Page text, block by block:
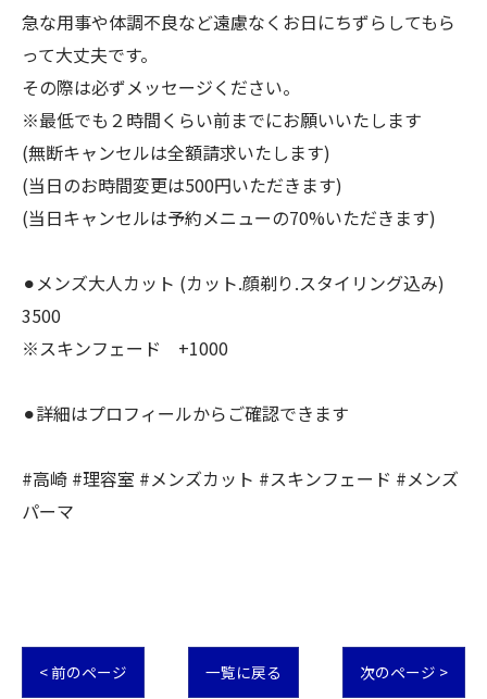
急な用事や体調不良など遠慮なくお日にちずらしてもら
って大丈夫です。
その際は必ずメッセージください。
※最低でも２時間くらい前までにお願いいたします
(無断キャンセルは全額請求いたします)
(当日のお時間変更は500円いただきます)
(当日キャンセルは予約メニューの70%いただきます)
⚫︎メンズ大人カット (カット.顔剃り.スタイリング込み)
3500
※スキンフェード +1000
⚫︎詳細はプロフィールからご確認できます
#高崎 #理容室 #メンズカット #スキンフェード #メンズ
パーマ
< 前のページ 一覧に戻る 次のページ >